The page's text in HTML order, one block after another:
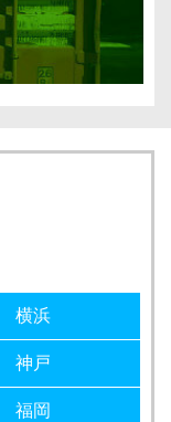
横浜
神戸
福岡